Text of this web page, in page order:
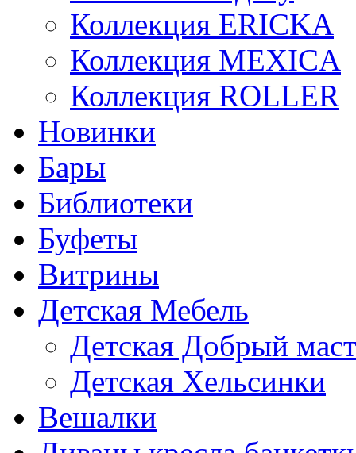
Коллекция ERICKA
Коллекция MEXICA
Коллекция ROLLER
Новинки
Бары
Библиотеки
Буфеты
Витрины
Детская Мебель
Детская Добрый
Детская Хельсинки
Вешалки